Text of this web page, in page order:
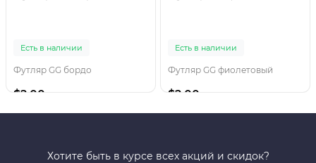
Есть в наличии
Футляр GG бордо
$2.00
Есть в наличии
Футляр GG фиолетовый
$2.00
Хотите быть в курсе всех акций и скидок?